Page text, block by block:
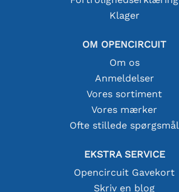
Klager
OM OPENCIRCUIT
Om os
Anmeldelser
Vores sortiment
Vores mærker
Ofte stillede spørgsmål
EKSTRA SERVICE
Opencircuit Gavekort
Skriv en blog